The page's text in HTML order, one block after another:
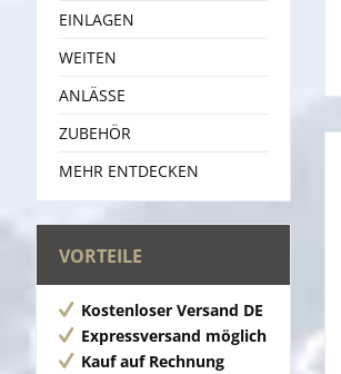
EINLAGEN
WEITEN
ANLÄSSE
ZUBEHÖR
MEHR ENTDECKEN
VORTEILE
Kostenloser Versand DE
Expressversand möglich
Kauf auf Rechnung